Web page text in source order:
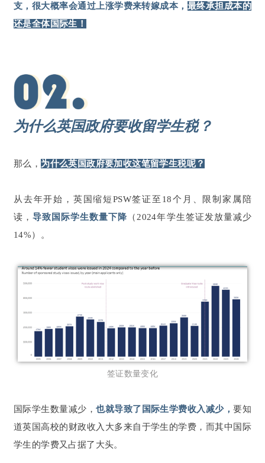
支，很大概率会通过上涨学费来转嫁成本， 最终承担成本的
还是全体国际生！
为什么英国政府要收留学生税？
那么， 为什么英国政府要加收这笔留学生税呢？
从去年开始，英国缩短PSW签证至18个月、限制家属陪
读， 导致国际学生数量下降 （2024年学生签证发放量减少
14%）。
签证数量变化
国际学生数量减少，也就导致了国际生学费收入减少，要知
道英国高校的财政收入大多来自于学生的学费，而其中国际
学生的学费又占据了大头。